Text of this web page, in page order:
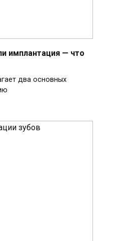
имплантация — что
два основных